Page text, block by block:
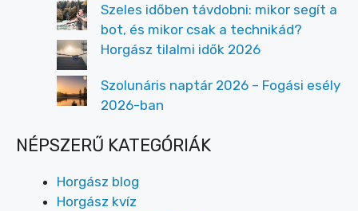
Szeles időben távdobni: mikor segít a
bot, és mikor csak a technikád?
Horgász tilalmi idők 2026
Szolunáris naptár 2026 – Fogási esély
2026-ban
NÉPSZERŰ KATEGÓRIÁK
Horgász blog
Horgász kvíz